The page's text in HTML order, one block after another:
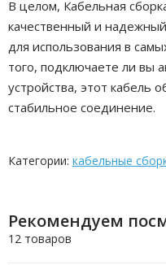
В целом, Кабельная
качественный и
для использования в
того, подключаете ли вы
устройства, этот кабель
стабильное соединение.
Категории: кабельные
Рекомендуем
12 товаров